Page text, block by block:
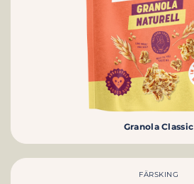
Granola Classic
FÄRSKING